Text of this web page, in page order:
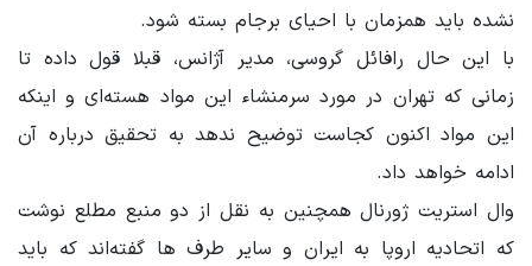
نشده باید همزمان با احیای برجام بسته شود.
با این حال رافائل گروسی، مدیر آژانس، قبلا قول داده تا
زمانی که تهران در مورد سرمنشاء این مواد هسته‌ای و اینکه
این مواد اکنون کجاست توضیح ندهد به تحقیق درباره آن
ادامه خواهد داد.
وال استریت ژورنال همچنین به نقل از دو منبع مطلع نوشت
که اتحادیه اروپا به ایران و سایر طرف ها گفته‌اند که باید